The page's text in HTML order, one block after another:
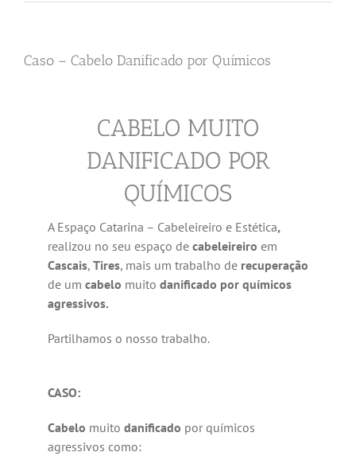
Caso – Cabelo Danificado por Químicos
CABELO MUITO
DANIFICADO POR
QUÍMICOS
A Espaço Catarina – Cabeleireiro e Estética,
realizou no seu espaço de cabeleireiro em
Cascais, Tires, mais um trabalho de recuperação
de um cabelo muito danificado por químicos
agressivos.
Partilhamos o nosso trabalho.
CASO:
Cabelo muito danificado por químicos
agressivos como: